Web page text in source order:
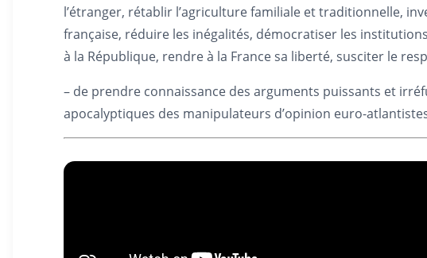
l’étranger, rétablir l’agriculture familiale et traditionnelle,
française, réduire les inégalités, démocratiser les
à la République, rendre à la France sa liberté, susciter le
– de prendre connaissance des arguments puissants et
apocalyptiques des manipulateurs d’opinion euro-